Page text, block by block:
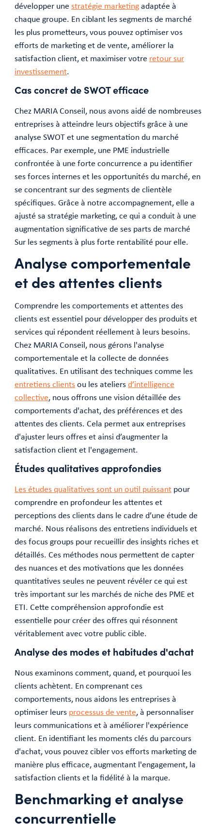
développer une stratégie marketingadaptée à
chaque groupe. En ciblant les segments de marché
les plus prometteurs, vous pouvez optimiser vos
efforts de marketing et de vente, améliorer la
satisfaction client, et maximiser votre retour sur
investissement.
Cas concret de SWOT efficace
Chez MARIA Conseil, nous avons aidé de nombreuses
entreprises à atteindre leurs objectifs grâce à une
analyse SWOT et une segmentation du marché
efficaces. Par exemple, une PME industrielle
confrontée à une forte concurrence a pu identifier
ses forces internes et les opportunités du marché, en
se concentrant sur des segments de clientèle
spécifiques. Grâce à notre accompagnement, elle a
ajusté sa stratégie marketing, ce qui a conduit à une
augmentation significative de ses parts de marché
Sur les segments à plus forte rentabilité pour elle.
Analyse comportementale
et des attentes clients
Comprendre les comportements et attentes des
clients est essentiel pour développer des produits et
services qui répondent réellement à leurs besoins.
Chez MARIA Conseil, nous gérons l'analyse
comportementale et la collecte de données
qualitatives. En utilisant des techniques comme les
entretiens clientsou les ateliers d’intelligence
collective, nous offrons une vision détaillée des
comportements d'achat, des préférences et des
attentes des clients. Cela permet aux entreprises
d'ajuster leurs offres et ainsi d’augmenter la
satisfaction client et l'engagement.
Études qualitatives approfondies
Les études qualitatives sont un outil puissant pour
comprendre en profondeur les attentes et
perceptions des clients dans le cadre d’une étude de
marché. Nous réalisons des entretiens individuels et
des focus groups pour recueillir des insights riches et
détaillés. Ces méthodes nous permettent de capter
des nuances et des motivations que les données
quantitatives seules ne peuvent révéler ce qui est
très important sur les marchés de niche des PME et
ETI. Cette compréhension approfondie est
essentielle pour créer des offres qui résonnent
véritablement avec votre public cible.
Analyse des modes et habitudes d'achat
Nous examinons comment, quand, et pourquoi les
clients achètent. En comprenant ces
comportements, nous aidons les entreprises à
optimiser leurs processus de vente, à personnaliser
leurs communications et à améliorer l'expérience
client. En identifiant les moments clés du parcours
d'achat, vous pouvez cibler vos efforts marketing de
manière plus efficace, augmentant l'engagement, la
satisfaction clients et la fidélité à la marque.
Benchmarking et analyse
concurrentielle